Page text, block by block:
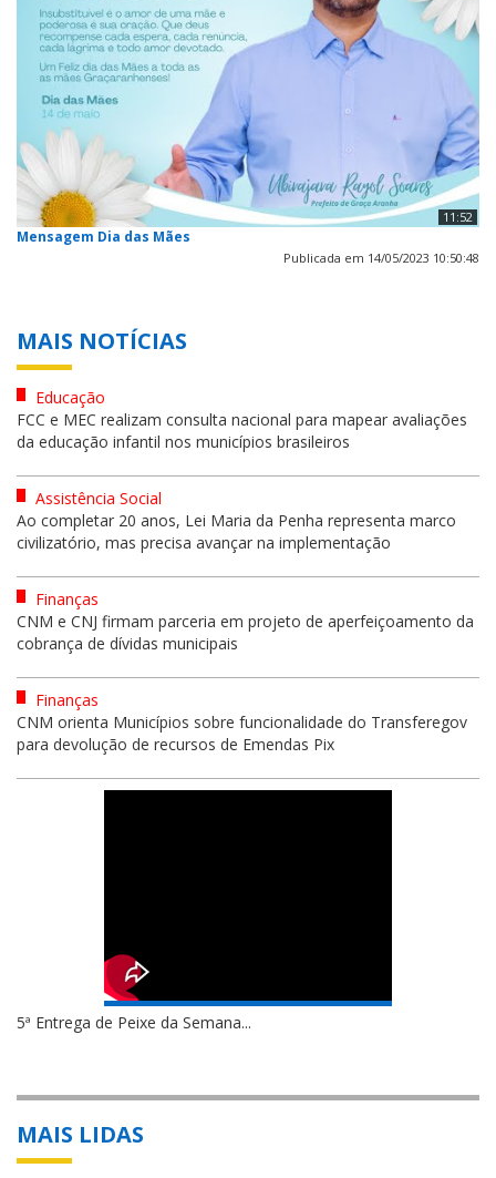
11:52
Mensagem Dia das Mães
Publicada em 14/05/2023 10:50:48
MAIS NOTÍCIAS
Educação
FCC e MEC realizam consulta nacional para mapear avaliações
da educação infantil nos municípios brasileiros
Assistência Social
Ao completar 20 anos, Lei Maria da Penha representa marco
civilizatório, mas precisa avançar na implementação
Finanças
CNM e CNJ firmam parceria em projeto de aperfeiçoamento da
cobrança de dívidas municipais
Finanças
CNM orienta Municípios sobre funcionalidade do Transferegov
para devolução de recursos de Emendas Pix
5ª Entrega de Peixe da Semana...
MAIS LIDAS